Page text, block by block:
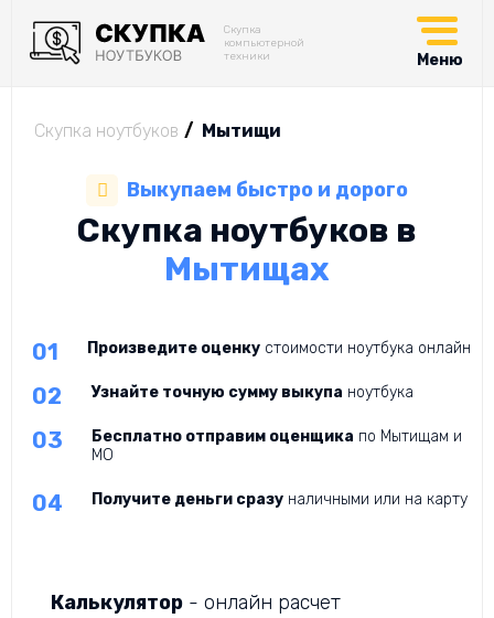
Скупка
компьютерной
техники
Меню
Скупка ноутбуков Мытищи
Выкупаем быстро и дорого
Скупка ноутбуков в
Мытищах
Произведите оценку стоимости ноутбука онлайн
Узнайте точную сумму выкупа ноутбука
Бесплатно отправим оценщика по Мытищам и
МО
Получите деньги сразу наличными или на карту
Калькулятор - онлайн расчет